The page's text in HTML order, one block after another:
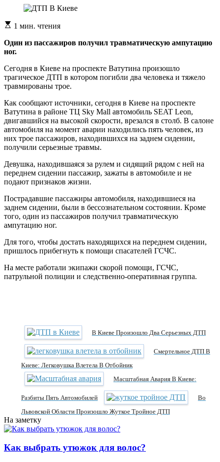
Расчетное
чтения
1 мин. чтения
Один из пассажиров получил травматическую ампутацию
ног.
Сегодня в Киеве на проспекте Ватутина произошло
трагическое ДТП в котором погибли два человека и тяжело
травмированы трое.
Как сообщают источники, сегодня в Киеве на проспекте
Ватутина в районе ТЦ Sky Mall автомобиль SEAT Leon,
двигавшийся на высокой скорости, врезался в столб. В салоне
автомобиля на момент аварии находились пять человек, из
них трое пассажиров, находившихся на заднем сидении,
получили серьезные травмы.
Девушка, находившаяся за рулем и сидящий рядом с ней на
переднем сидении пассажир, зажаты в автомобиле и не
подают признаков жизни.
Пострадавшие пассажиры автомобиля, находившиеся на
заднем сидении, были в бессознательном состоянии. Кроме
того, один из пассажиров получил травматическую
ампутацию ног.
Для того, чтобы достать находящихся на переднем сидении,
пришлось прибегнуть к помощи спасателей ГСЧС.
На месте работали экипажи скорой помощи, ГСЧС,
патрульной полиции и следственно-оперативная группа.
В Киеве Произошло Два Серьезных ДТП
Смертельное ДТП В
Киеве: Легковушка Влетела В Отбойник
Масштабная Авария В Киеве:
Разбиты Пять Автомобилей
Во
Львовской Области Произошло Жуткое Тройное ДТП
На заметку
Как выбрать утюжок для волос?